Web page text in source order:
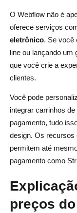
O Webflow não é
oferece serviços
eletrônico. Se você
line ou lançando um
que você crie a
clientes.
Você pode
integrar carrinhos
pagamento, tudo
design. Os recursos
permitem até
pagamento como
preços